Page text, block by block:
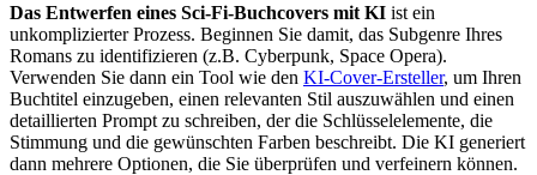
Das Entwerfen eines Sci-Fi-Buchcovers mit KI ist ein
unkomplizierter Prozess. Beginnen Sie damit, das Subgenre Ihres
Romans zu identifizieren (z.B. Cyberpunk, Space Opera).
Verwenden Sie dann ein Tool wie den KI-Cover-Ersteller, um Ihren
Buchtitel einzugeben, einen relevanten Stil auszuwählen und einen
detaillierten Prompt zu schreiben, der die Schlüsselelemente, die
Stimmung und die gewünschten Farben beschreibt. Die KI generiert
dann mehrere Optionen, die Sie überprüfen und verfeinern können.